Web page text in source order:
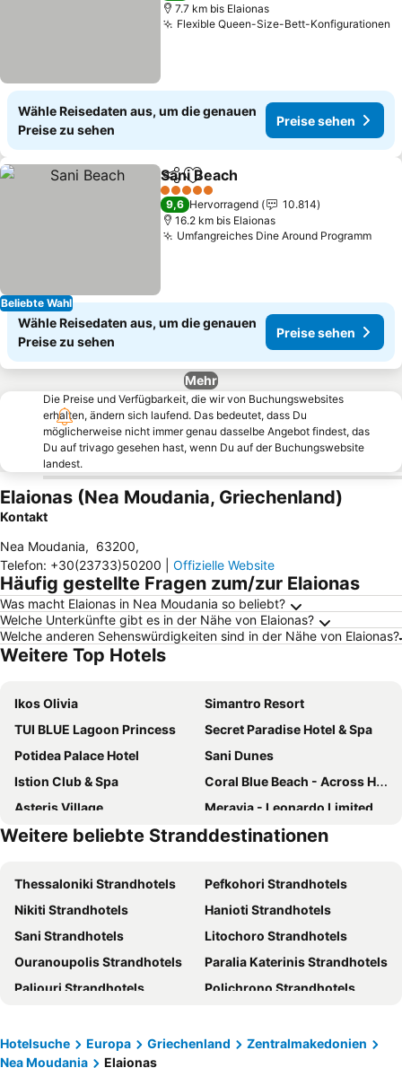
7.7 km bis Elaionas
Flexible Queen-Size-Bett-Konfigurationen
Wähle Reisedaten aus, um die genauen
Preise zu sehen
Preise sehen
Beliebte Wahl
TeilenZu Favoriten hinzufügen
Sani Beach
5 Sterne
9,6 Hervorragend
10.814
16.2 km bis Elaionas
Umfangreiches Dine Around Programm
Wähle Reisedaten aus, um die genauen
Preise zu sehen
Preise sehen
Mehr
Die Preise und Verfügbarkeit, die wir von Buchungswebsites
erhalten, ändern sich laufend. Das bedeutet, dass Du
möglicherweise nicht immer genau dasselbe Angebot findest, das
Du auf trivago gesehen hast, wenn Du auf der Buchungswebsite
landest.
Elaionas (Nea Moudania, Griechenland)
Kontakt
Nea Moudania, 63200,
Telefon: +30(23733)50200 Offizielle Website
Häufig gestellte Fragen zum/zur Elaionas
Was macht Elaionas in Nea Moudania so beliebt?
Welche Unterkünfte gibt es in der Nähe von Elaionas?
Welche anderen Sehenswürdigkeiten sind in der Nähe von Elaionas?
Weitere Top Hotels
Ikos Olivia
Simantro Resort
TUI BLUE Lagoon Princess
Secret Paradise Hotel & Spa
Potidea Palace Hotel
Sani Dunes
Istion Club & Spa
Coral Blue Beach - Across Hotels & Resorts
Asteris Village
Meravia - Leonardo Limited Edition
Melissa Gold Coast
Aegean Blue Beach Hotel
Alkinoos Beach Hotel
Zelia Halkidiki, part of Destination by Hyatt
Sani Asterias
Alkyonis Hotel
Plagia Relax Hotel
Mavridis
Pefkon Suites
Hotel Mallas
Elies 33 Bio Retreat
Sani Polyastron Hotel & Spa
Aetherion Studios & Suites
Sea Coast Resort Halkidiki
Weitere beliebte Stranddestinationen
Thessaloniki Strandhotels
Pefkohori Strandhotels
Nikiti Strandhotels
Hanioti Strandhotels
Sani Strandhotels
Litochoro Strandhotels
Ouranoupolis Strandhotels
Paralia Katerinis Strandhotels
Paliouri Strandhotels
Polichrono Strandhotels
Gerakini Strandhotels
Afitos Strandhotels
Hotelsuche Europa Griechenland
Zentralmakedonien
Nea Moudania
Elaionas